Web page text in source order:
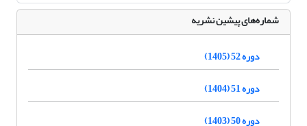
شماره‌های پیشین نشریه
دوره 52 (1405)
دوره 51 (1404)
دوره 50 (1403)